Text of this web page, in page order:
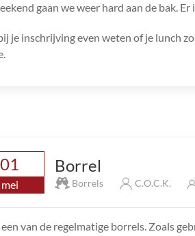
gaan we weer hard aan de bak.
je inschrijving even weten of je lunch
01
mei
Borrel
Borrels C.O.C.K.
van de regelmatige borrels. Zoals